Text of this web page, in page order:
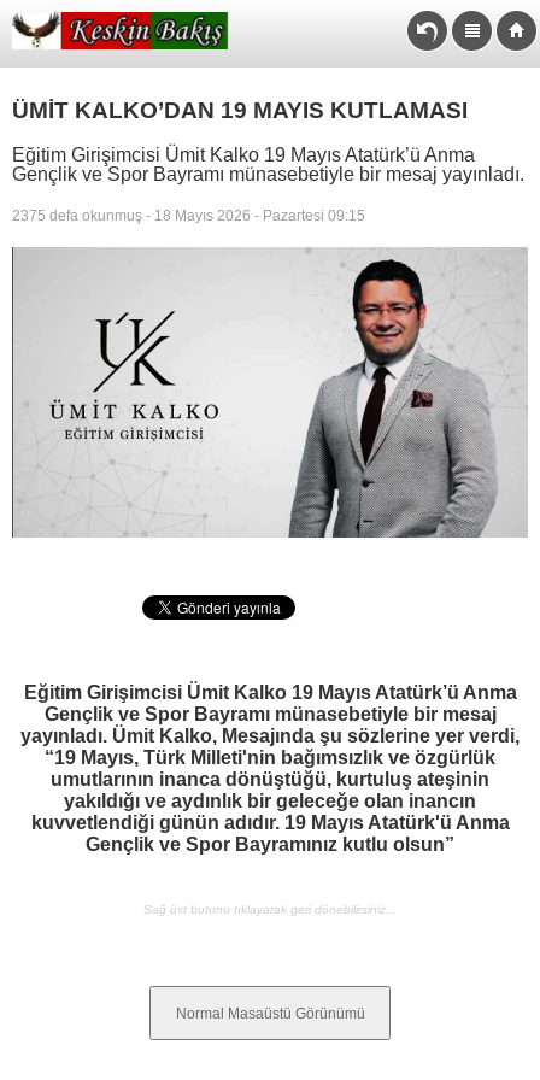
ÜMİT KALKO’DAN 19 MAYIS KUTLAMASI
Eğitim Girişimcisi Ümit Kalko 19 Mayıs Atatürk’ü Anma
Gençlik ve Spor Bayramı münasebetiyle bir mesaj yayınladı.
2375 defa okunmuş - 18 Mayıs 2026 - Pazartesi 09:15
Eğitim Girişimcisi Ümit Kalko 19 Mayıs Atatürk’ü Anma
Gençlik ve Spor Bayramı münasebetiyle bir mesaj
yayınladı. Ümit Kalko, Mesajında şu sözlerine yer verdi,
“19 Mayıs, Türk Milleti'nin bağımsızlık ve özgürlük
umutlarının inanca dönüştüğü, kurtuluş ateşinin
yakıldığı ve aydınlık bir geleceğe olan inancın
kuvvetlendiği günün adıdır. 19 Mayıs Atatürk'ü Anma
Gençlik ve Spor Bayramınız kutlu olsun”
Sağ üst butonu tıklayarak geri dönebilirsiniz...